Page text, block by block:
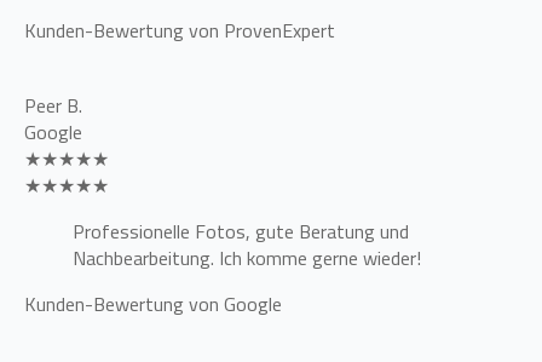
Kunden-Bewertung von ProvenExpert
Peer B.
Google
★★★★★
★★★★★
Professionelle Fotos, gute Beratung und
Nachbearbeitung. Ich komme gerne wieder!
Kunden-Bewertung von Google